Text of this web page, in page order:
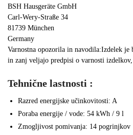
BSH Hausgeräte GmbH
Carl-Wery-Straße 34
81739 München
Germany
Varnostna opozorila in navodila:Izdelek
in zanj veljajo predpisi o varnosti
Tehnične lastnosti :
Razred energijske učinkovitosti: A
Poraba energije / vode: 54 kWh / 9 l
Zmogljivost pomivanja: 14 pogrinjkov